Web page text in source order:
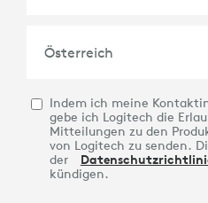
Land*
Indem ich meine
gebe ich Logitech die
Mitteilungen zu den
von Logitech zu senden.
der
kündigen.